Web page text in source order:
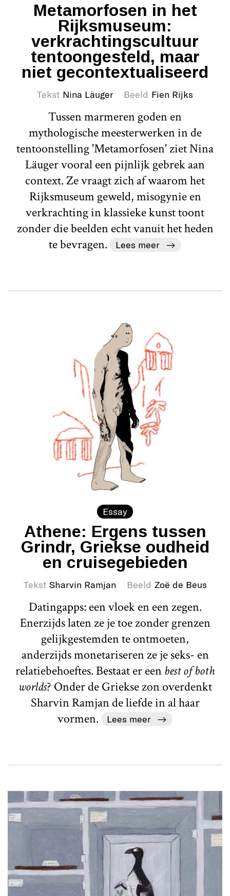
Metamorfosen in het
Rijksmuseum:
verkrachtingscultuur
tentoongesteld, maar
niet gecontextualiseerd
Tekst Nina Läuger Beeld Fien Rijks
Tussen marmeren goden en
mythologische meesterwerken in de
tentoonstelling 'Metamorfosen' ziet Nina
Läuger vooral een pijnlijk gebrek aan
context. Ze vraagt zich af waarom het
Rijksmuseum geweld, misogynie en
verkrachting in klassieke kunst toont
zonder die beelden echt vanuit het heden
te bevragen.
Lees meer
Essay
Athene: Ergens tussen
Grindr, Griekse oudheid
en cruisegebieden
Tekst Sharvin Ramjan Beeld Zoë de Beus
Datingapps: een vloek en een zegen.
Enerzijds laten ze je toe zonder grenzen
gelijkgestemden te ontmoeten,
anderzijds monetariseren ze je seks- en
relatiebehoeftes. Bestaat er een best of both
worlds? Onder de Griekse zon overdenkt
Sharvin Ramjan de liefde in al haar
vormen.
Lees meer